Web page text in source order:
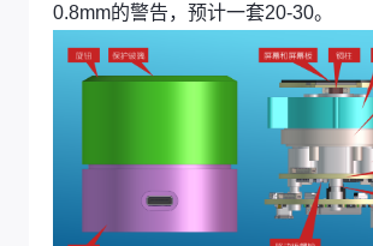
0.8mm的警告，预计一套20-30。